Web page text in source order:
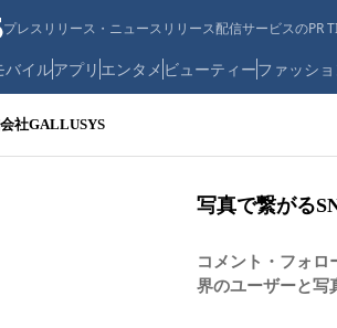
プレスリリース・ニュースリリース配信サービスのPR
バイルアプリ エンタメ ビューティーファッシ
社GALLUSYS
写真で繋がる
コメント・フォロ
界のユーザーと写